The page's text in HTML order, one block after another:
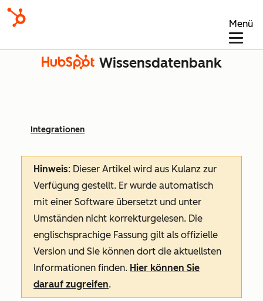
Menü
Wissensdatenbank
Integrationen
Hinweis: Dieser Artikel wird aus Kulanz zur
Verfügung gestellt. Er wurde automatisch
mit einer Software übersetzt und unter
Umständen nicht korrekturgelesen. Die
englischsprachige Fassung gilt als offizielle
Version und Sie können dort die aktuellsten
Informationen finden. Hier können Sie
darauf zugreifen.